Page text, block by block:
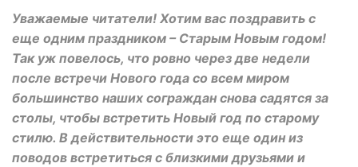
Уважаемые читатели! Хотим вас поздравить с
еще одним праздником – Старым Новым годом!
Так уж повелось, что ровно через две недели
после встречи Нового года со всем миром
большинство наших сограждан снова садятся за
столы, чтобы встретить Новый год по старому
стилю. В действительности это еще один из
поводов встретиться с близкими друзьями и